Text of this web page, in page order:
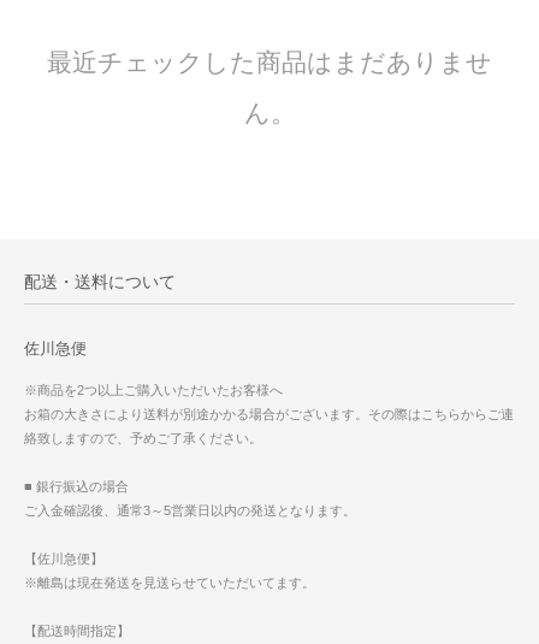
最近チェックした商品はまだありませ
ん。
配送・送料について
佐川急便
※商品を2つ以上ご購入いただいたお客様へ
お箱の大きさにより送料が別途かかる場合がございます。その際はこちらからご連
絡致しますので、予めご了承ください。
■ 銀行振込の場合
ご入金確認後、通常3～5営業日以内の発送となります。
【佐川急便】
※離島は現在発送を見送らせていただいてます。
【配送時間指定】